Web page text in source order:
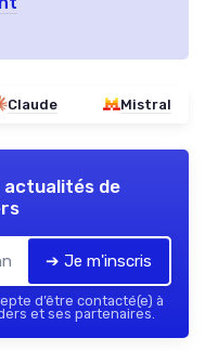
Claude Mistral
actualités de
➔ Je m'inscris
d’être contacté(e) à
et ses partenaires.